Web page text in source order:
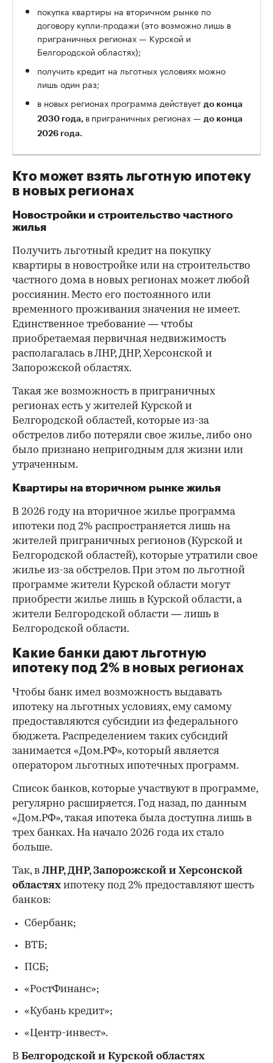
покупка квартиры на вторичном рынке по
договору купли-продажи (это возможно лишь в
приграничных регионах — Курской и
Белгородской областях);
получить кредит на льготных условиях можно
лишь один раз;
в новых регионах программа действует до конца
2030 года, вприграничных регионах — до конца
2026 года.
Кто может взять льготную ипотеку
в новых регионах
Новостройки и строительство частного
жилья
Получить льготный кредит на покупку
квартиры в новостройке или на строительство
частного дома в новых регионах может любой
россиянин. Место его постоянного или
временного проживания значения не имеет.
Единственное требование — чтобы
приобретаемая первичная недвижимость
располагалась в ЛНР, ДНР, Херсонской и
Запорожской областях.
Такая же возможность в приграничных
регионах есть у жителей Курской и
Белгородской областей, которые из-за
обстрелов либо потеряли свое жилье, либо оно
было признано непригодным для жизни или
утраченным.
Квартиры на вторичном рынке жилья
В 2026 году на вторичное жилье программа
ипотеки под 2% распространяется лишь на
жителей приграничных регионов (Курской и
Белгородской областей), которые утратили свое
жилье из-за обстрелов. При этом по льготной
программе жители Курской области могут
приобрести жилье лишь в Курской области, а
жители Белгородской области — лишь в
Белгородской области.
Какие банки дают льготную
ипотеку под 2% в новых регионах
Чтобы банк имел возможность выдавать
ипотеку на льготных условиях, ему самому
предоставляются субсидии из федерального
бюджета. Распределением таких субсидий
занимается «Дом.РФ», который является
оператором льготных ипотечных программ.
Список банков, которые участвуют в программе,
регулярно расширяется. Год назад, по данным
«Дом.РФ», такая ипотека была доступна лишь в
трех банках. На начало 2026 года их стало
больше.
Так, в ЛНР, ДНР, Запорожской и Херсонской
областях ипотеку под 2% предоставляют шесть
банков:
Сбербанк;
ВТБ;
ПСБ;
«РостФинанс»;
«Кубань кредит»;
«Центр-инвест».
В Белгородской и Курской областях